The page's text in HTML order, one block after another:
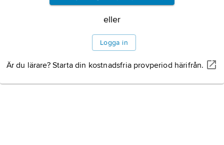
Information om artikeln
eller
Logga in
Är du lärare? Starta din kostnadsfria provperiod härifrån.